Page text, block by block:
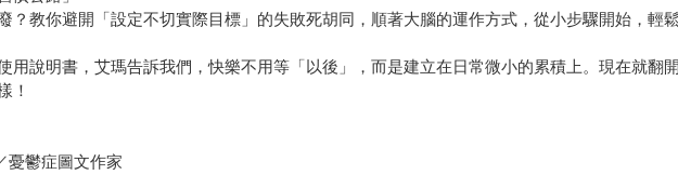
？教你避開「設定不切實際目標」的失敗死胡同，順著大腦的運作方式，從小步驟開始，輕
用說明書，艾瑪告訴我們，快樂不用等「以後」，而是建立在日常微小的累積上。現在就翻
！
憂鬱症圖文作家